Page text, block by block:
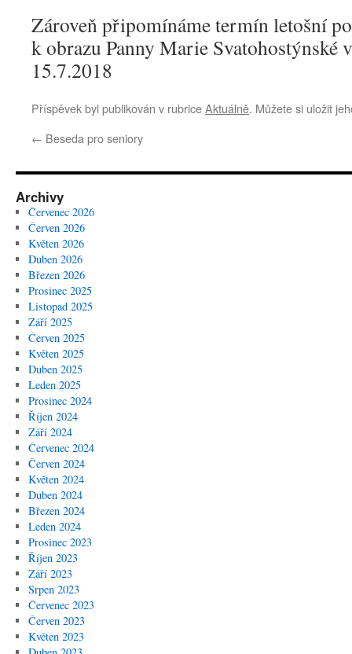
Zároveň připomínáme termín letošní
k obrazu Panny Marie Svatohostýnské
15.7.2018
Příspěvek byl publikován v rubriceAktuálně. Můžete si uložit
← Beseda pro seniory
Archivy
Červenec 2026
Červen 2026
Květen 2026
Duben 2026
Březen 2026
Prosinec 2025
Listopad 2025
Září 2025
Červen 2025
Květen 2025
Duben 2025
Leden 2025
Prosinec 2024
Říjen 2024
Září 2024
Červenec 2024
Červen 2024
Květen 2024
Duben 2024
Březen 2024
Leden 2024
Prosinec 2023
Říjen 2023
Září 2023
Srpen 2023
Červenec 2023
Červen 2023
Květen 2023